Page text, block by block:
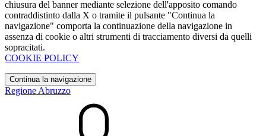
chiusura del banner mediante selezione dell'apposito comando
contraddistinto dalla X o tramite il pulsante "Continua la
navigazione" comporta la continuazione della navigazione in
assenza di cookie o altri strumenti di tracciamento diversi da quelli
sopracitati.
COOKIE POLICY
Continua la navigazione
Regione Abruzzo